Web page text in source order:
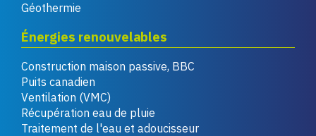
Géothermie
Énergies renouvelables
Construction maison passive, BBC
Puits canadien
Ventilation (VMC)
Récupération eau de pluie
Traitement de l'eau et adoucisseur